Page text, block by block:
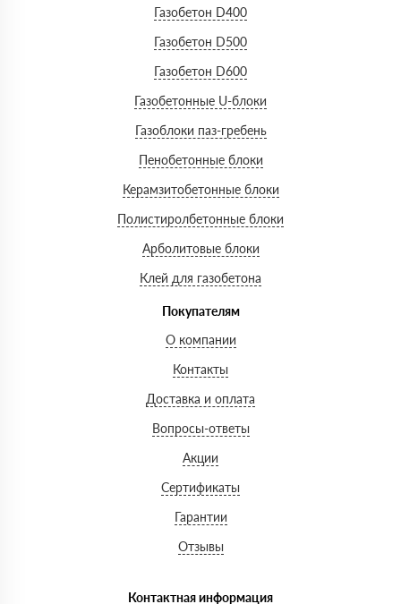
Газобетон D400
Газобетон D500
Газобетон D600
Газобетонные U-блоки
Газоблоки паз-гребень
Пенобетонные блоки
Керамзитобетонные блоки
Полистиролбетонные блоки
Арболитовые блоки
Клей для газобетона
Покупателям
О компании
Контакты
Доставка и оплата
Вопросы-ответы
Акции
Сертификаты
Гарантии
Отзывы
Контактная информация